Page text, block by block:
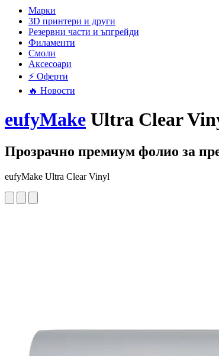
Mарки
3D принтери и други
Резервни части и ъпгрейди
Филаменти
Смоли
Аксесоари
⚡ Оферти
🔥 Новости
eufyMake Ultra Clear
Прозрачно премиум фолио за
eufyMake Ultra Clear Vinyl